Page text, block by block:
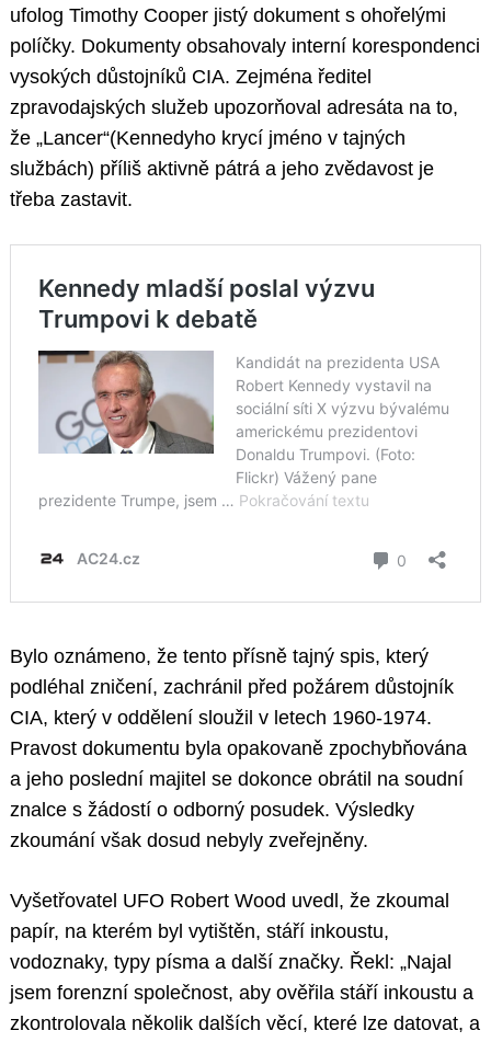
ufolog Timothy Cooper jistý dokument s ohořelými
políčky. Dokumenty obsahovaly interní korespondenci
vysokých důstojníků CIA. Zejména ředitel
zpravodajských služeb upozorňoval adresáta na to,
že „Lancer“(Kennedyho krycí jméno v tajných
službách) příliš aktivně pátrá a jeho zvědavost je
třeba zastavit.
Bylo oznámeno, že tento přísně tajný spis, který
podléhal zničení, zachránil před požárem důstojník
CIA, který v oddělení sloužil v letech 1960-1974.
Pravost dokumentu byla opakovaně zpochybňována
a jeho poslední majitel se dokonce obrátil na soudní
znalce s žádostí o odborný posudek. Výsledky
zkoumání však dosud nebyly zveřejněny.
Vyšetřovatel UFO Robert Wood uvedl, že zkoumal
papír, na kterém byl vytištěn, stáří inkoustu,
vodoznaky, typy písma a další značky. Řekl: „Najal
jsem forenzní společnost, aby ověřila stáří inkoustu a
zkontrolovala několik dalších věcí, které lze datovat, a
Search
for: